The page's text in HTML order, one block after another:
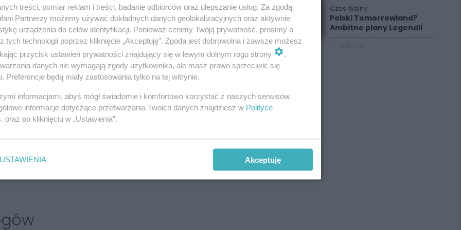
w którym od godz. 12 do 16 są
i drugie danie). - Z oferty bistro mogą
zaświadczenia z MOPS-u czy innych
prezes Fundacji Wolne Miejsce. - Zupa
tego można skorzystać z oferty kawiarni,
z naszych lokalnych sklepów socjalnych sieci
żywności, jednocześnie edukując w
Czas Wolny
Polski Tomorrowland?
Ambitne plany Legendii
treści, pomiar reklam i treści, badanie odbiorców oraz ulepszanie usług. Za zgodą
Partnerzy możemy używać dokładnych danych geolokalizacyjnych oraz aktywnie
urządzenia do celów identyfikacji. Ponieważ cenimy Twoją prywatność, prosimy o
tych technologii poprzez kliknięcie „Akceptuję”. Zgoda jest dobrowolna i zawsze możesz
przycisk ustawień prywatności znajdujący się w lewym dolnym rogu strony
danych nie wymagają zgody użytkownika, ale masz prawo sprzeciwić się
Preferencje będą miały zastosowania tylko na tej witrynie.
informacjami, abyś mógł świadomie i komfortowo korzystać z naszych serwisów
informacje dotyczące przetwarzania Twoich danych znajdziesz w Polityce
. oraz po kliknięciu w „Ustawienia”.
USTAWIENIA Akceptuję